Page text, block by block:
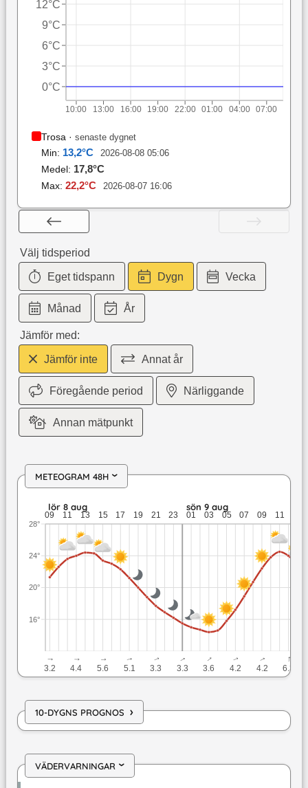
10:00 13:00 16:00 19:00 22:00 01:00 04:00 07:00
0°C
3°C
6°C
9°C
12°C
Trosa· senaste dygnet
Min: 13,2°C 2026-08-08 05:06
Medel: 17,8°C
Max: 22,2°C 2026-08-07 16:06
Välj tidsperiod
Eget tidspann Dygn Vecka
Månad År
Jämför med:
Jämför inte Annat år
Föregående period Närliggande
Annan mätpunkt
METEOGRAM 48H ›
lör 8 aug: 24,4 till 16,2 grader: ingen nederbörd: upp till
lör 8 aug sön 9 aug
09 11 13 15 17 19 21 23 01 03 05 07 09 11
16°
20°
24°
28°
↓
3.2
↓
4.4
↓
5.6
↓
5.1
↓
3.3
↓
3.3
↓
3.6
↓
4.2
↓
4.2
↓
6.3
10-DYGNS PROGNOS ›
VÄDERVARNINGAR›